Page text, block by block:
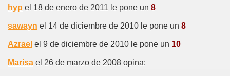
hyp el 18 de enero de 2011 le pone un 8
sawayn el 14 de diciembre de 2010 le pone un 8
Azrael el 9 de diciembre de 2010 le pone un 10
Marisa el 26 de marzo de 2008 opina: